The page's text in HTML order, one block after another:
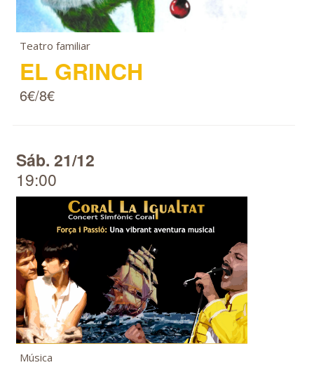
Teatro familiar
EL GRINCH
6€/8€
Sáb. 21/12
19:00
Música